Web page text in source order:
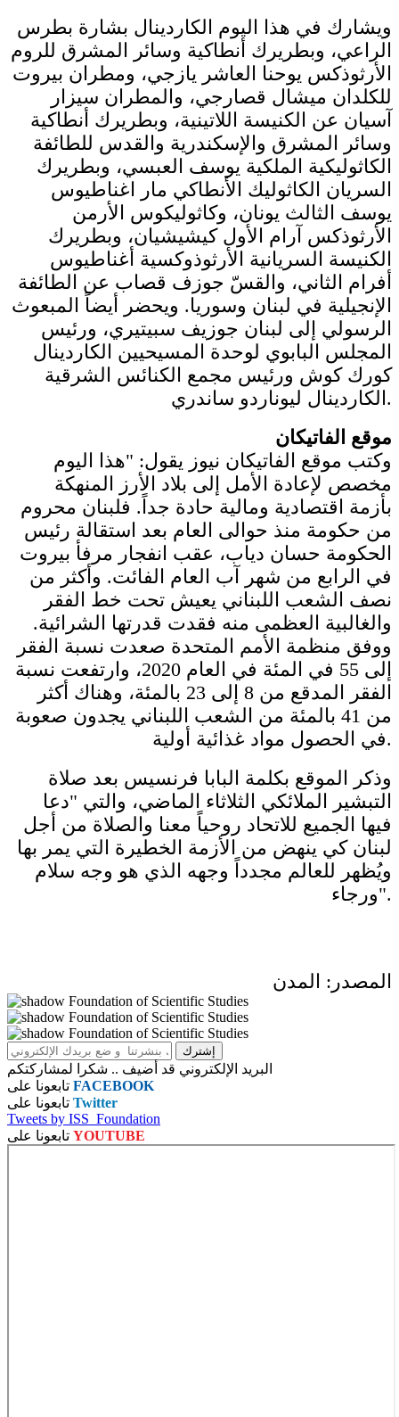
ويشارك في هذا اليوم الكاردينال بشارة بطرس
الراعي، وبطريرك أنطاكية وسائر المشرق للروم
الأرثوذكس يوحنا العاشر يازجي، ومطران بيروت
للكلدان ميشال قصارجي، والمطران سيزار
آسيان عن الكنيسة اللاتينية، وبطريرك أنطاكية
وسائر المشرق والإسكندرية والقدس للطائفة
الكاثوليكية الملكية يوسف العبسي، وبطريرك
السريان الكاثوليك الأنطاكي مار اغناطيوس
يوسف الثالث يونان، وكاثوليكوس الأرمن
الأرثوذكس آرام الأول كيشيشيان، وبطريرك
الكنيسة السريانية الأرثوذوكسية أغناطيوس
أفرام الثاني، والقسّ جوزف قصاب عن الطائفة
الإنجيلية في لبنان وسوريا. ويحضر أيضاً المبعوث
الرسولي إلى لبنان جوزيف سبيتيري، ورئيس
المجلس البابوي لوحدة المسيحيين الكاردينال
كورك كوش ورئيس مجمع الكنائس الشرقية
الكاردينال ليوناردو ساندري.
موقع الفاتيكان
وكتب موقع الفاتيكان نيوز يقول: "هذا اليوم
مخصص لإعادة الأمل إلى بلاد الأرز المنهكة
بأزمة اقتصادية ومالية حادة جداً. فلبنان محروم
من حكومة منذ حوالى العام بعد استقالة رئيس
الحكومة حسان دياب، عقب انفجار مرفأ بيروت
في الرابع من شهر آب العام الفائت. وأكثر من
نصف الشعب اللبناني يعيش تحت خط الفقر
والغالبية العظمى منه فقدت قدرتها الشرائية.
ووفق منظمة الأمم المتحدة صعدت نسبة الفقر
إلى 55 في المئة في العام 2020، وارتفعت نسبة
الفقر المدقع من 8 إلى 23 بالمئة، وهناك أكثر
من 41 بالمئة من الشعب اللبناني يجدون صعوبة
في الحصول مواد غذائية أولية.
وذكر الموقع بكلمة البابا فرنسيس بعد صلاة
التبشير الملائكي الثلاثاء الماضي، والتي "دعا
فيها الجميع للاتحاد روحياً معنا والصلاة من أجل
لبنان كي ينهض من الأزمة الخطيرة التي يمر بها
ويُظهر للعالم مجدداً وجهه الذي هو وجه سلام
ورجاء".
المصدر: المدن
البريد الإلكتروني قد أضيف .. شكرا لمشاركتكم
FACEBOOK
Twitter
Tweets by ISS_Foundation
YOUTUBE